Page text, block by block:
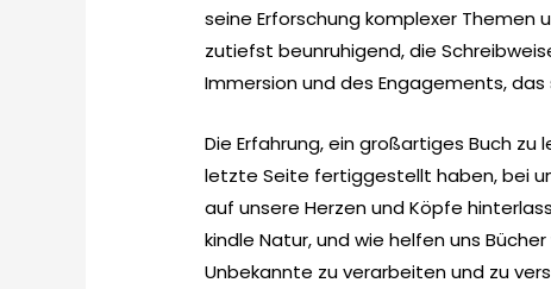
seine Erforschung komplexer Themen
zutiefst beunruhigend, die
Immersion und des Engagements,
Die Erfahrung, ein großartiges Buch
letzte Seite fertiggestellt haben, bei
auf unsere Herzen und Köpfe
kindle Natur, und wie helfen uns
Unbekannte zu verarbeiten und zu